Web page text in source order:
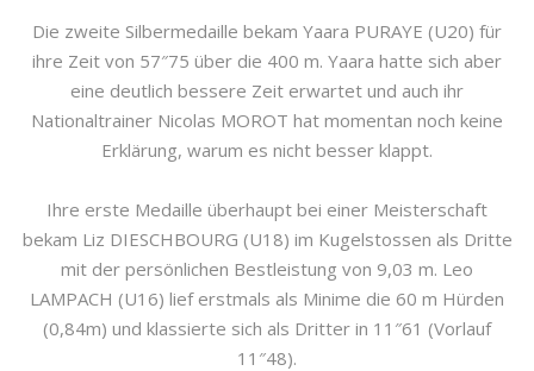
Die zweite Silbermedaille bekam Yaara PURAYE (U20) für
ihre Zeit von 57″75 über die 400 m. Yaara hatte sich aber
eine deutlich bessere Zeit erwartet und auch ihr
Nationaltrainer Nicolas MOROT hat momentan noch keine
Erklärung, warum es nicht besser klappt.
Ihre erste Medaille überhaupt bei einer Meisterschaft
bekam Liz DIESCHBOURG (U18) im Kugelstossen als Dritte
mit der persönlichen Bestleistung von 9,03 m. Leo
LAMPACH (U16) lief erstmals als Minime die 60 m Hürden
(0,84m) und klassierte sich als Dritter in 11″61 (Vorlauf
11″48).